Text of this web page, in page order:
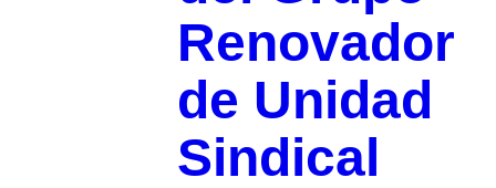
Renovador
de Unidad
Sindical